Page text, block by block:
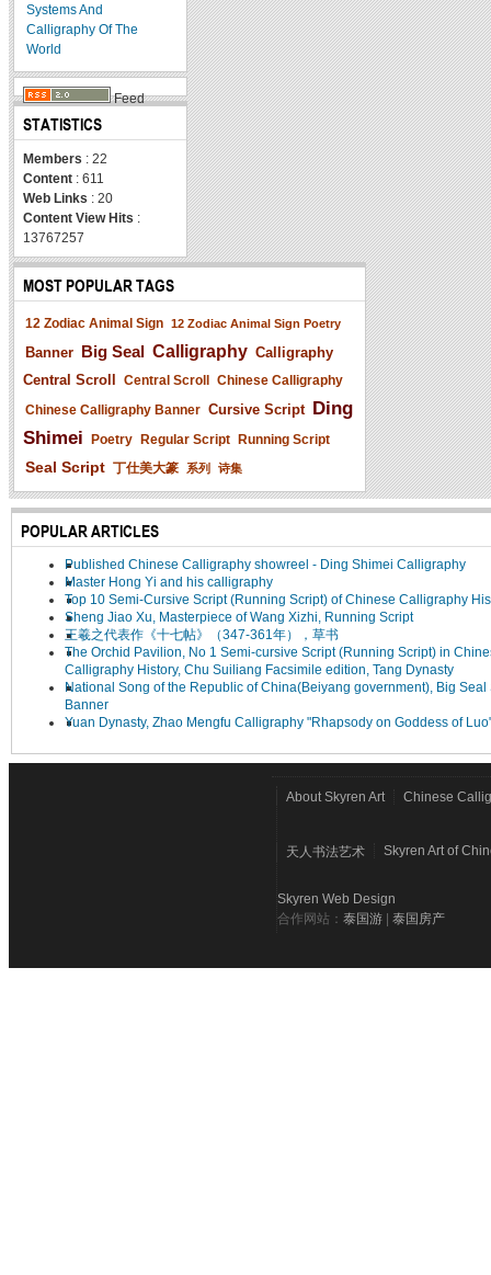
Systems And
Calligraphy Of The
World
Feed
STATISTICS
Members : 22
Content : 611
Web Links : 20
Content View Hits :
13767257
MOST POPULAR TAGS
12 Zodiac Animal Sign 12 Zodiac Animal Sign Poetry
Banner Big Seal Calligraphy Calligraphy
Central Scroll
Central Scroll
Chinese Calligraphy
Chinese Calligraphy Banner Cursive Script
Ding
Shimei
Poetry Regular Script Running Script
Seal Script 丁仕美大篆 系列 诗集
POPULAR ARTICLES
Published Chinese Calligraphy showreel - Ding Shimei Calligraphy
Master Hong Yi and his calligraphy
Top 10 Semi-Cursive Script (Running Script) of Chinese Calligraphy
Sheng Jiao Xu, Masterpiece of Wang Xizhi, Running Script
王羲之代表作《十七帖》（347-361年），草书
The Orchid Pavilion, No 1 Semi-cursive Script (Running Script) in
Calligraphy History, Chu Suiliang Facsimile edition, Tang Dynasty
National Song of the Republic of China(Beiyang government), Big Seal
Banner
Yuan Dynasty, Zhao Mengfu Calligraphy "Rhapsody on Goddess of
About Skyren Art Chinese
天人书法艺术 Skyren Art of
Skyren Web Design
合作网站： 泰国游 泰国房产